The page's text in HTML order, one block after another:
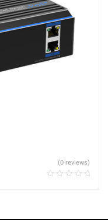
(0 reviews)